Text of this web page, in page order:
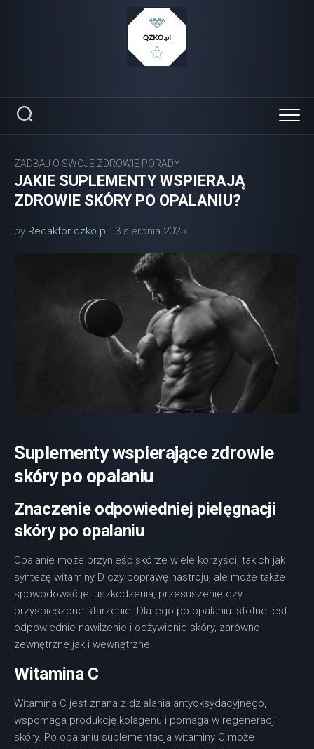
ZADBAJ O SWOJE ZDROWIE PORADY
JAKIE SUPLEMENTY WSPIERAJĄ
ZDROWIE SKÓRY PO OPALANIU?
by Redaktor qzko.pl 3 sierpnia 2025
Suplementy wspierające zdrowie
skóry po opalaniu
Znaczenie odpowiedniej pielęgnacji
skóry po opalaniu
Opalanie może przynieść skórze wiele korzyści, takich jak
syntezę witaminy D czy poprawę nastroju, ale może także
spowodować jej uszkodzenia, przesuszenie czy
przyspieszone starzenie. Dlatego po opalaniu istotne jest
odpowiednie nawilżenie i odżywienie skóry, zarówno
zewnętrzne jak i wewnętrzne.
Witamina C
Witamina C jest znana z działania antyoksydacyjnego,
wspomaga produkcję kolagenu i pomaga w regeneracji
skóry. Po opalaniu suplementacja witaminy C może